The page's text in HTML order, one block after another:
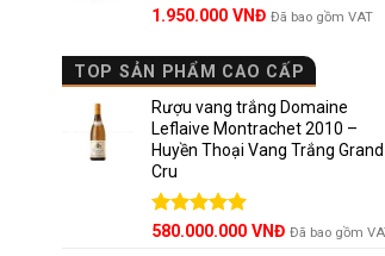
Giá
là:
2.800.000 VNĐ.
1.950.000 VNĐGiá
tại
là:
1.950.000 VNĐ.
Đã bao gồm VAT
TOP SẢN PHẨM CAO CẤP
Rượu vang trắng Domaine
Leflaive Montrachet 2010 –
Huyền Thoại Vang Trắng Grand
Cru
Được xếp
580.000.000 VNĐ Đã bao gồm